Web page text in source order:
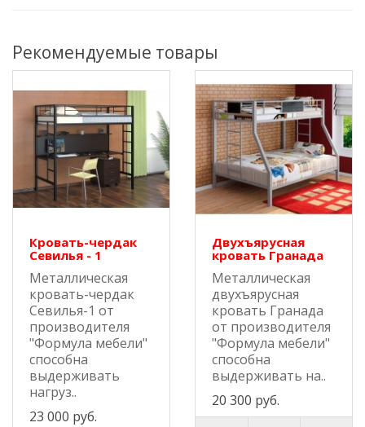
Рекомендуемые товары
Кровать-чердак
Севилья - 1
Металлическая
кровать-чердак
Севилья-1 от
производителя
"Формула мебели"
способна
выдерживать
нагруз..
23 000 руб.
Двухъярусная
кровать Гранада
Металлическая
двухъярусная
кровать Гранада
от производителя
"Формула мебели"
способна
выдерживать на..
20 300 руб.